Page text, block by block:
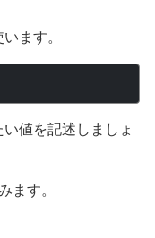
ます。
値を記述しましょ
ます。